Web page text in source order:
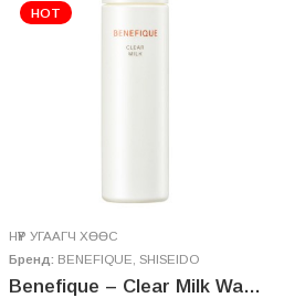
HOT
НҮҮР УГААГЧ ХӨӨС
Бренд: BENEFIQUE SHISEIDO
Benefique – Clear Milk Wash